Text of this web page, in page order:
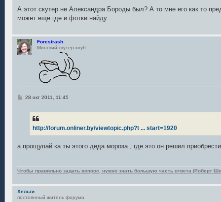
о
щ
и
е
А этот скутер не Александра Бороды был? А то мне его как то
может ещё где и фотки найду...
Forestrash
Минский скутер-клуб
С
е
28 окт 2011, 11:45
http://forum.onliner.by/viewtopic.php?t ... start=1920
а прощупай ка ты этого деда мороза , где это он решил
Чтобы правильно задать вопрос, нужно знать большую часть ответа (Роберт
Хельги
постоянный житель форума